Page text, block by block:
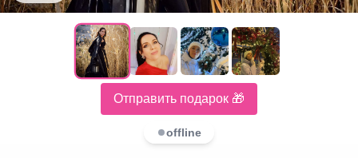
Отправить подарок 🎁
offline